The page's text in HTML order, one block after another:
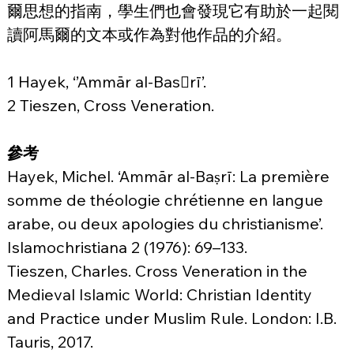
爾思想的指南，學生們也會發現它有助於一起閱
讀阿馬爾的文本或作為對他作品的介紹。
1 Hayek, ‘’Ammār al-Basrī’.
2 Tieszen, Cross Veneration.
參考
Hayek, Michel. ‘Ammār al-Baṣrī: La première
somme de théologie chrétienne en langue
arabe, ou deux apologies du christianisme’.
Islamochristiana 2 (1976): 69–133.
Tieszen, Charles. Cross Veneration in the
Medieval Islamic World: Christian Identity
and Practice under Muslim Rule. London: I.B.
Tauris, 2017.